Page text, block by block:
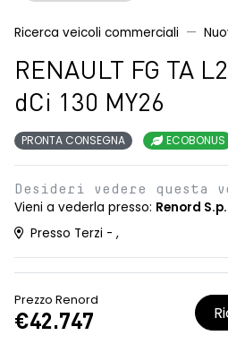
Ricerca veicoli commerciali
RENAULT FG TA
dCi 130 MY26
PRONTA CONSEGNA ECOBONUS
Desideri vedere questa
Vieni a vederla presso: Renord
Presso Terzi - ,
Prezzo Renord
€42.747